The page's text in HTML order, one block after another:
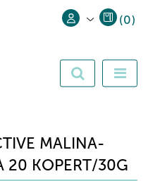
Zarejestruj się
(0)
MALINA-
20 KOPERT/30G